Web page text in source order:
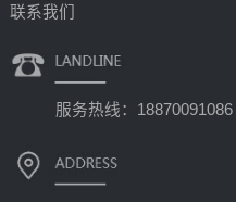
联系我们
服务热线：18870091086